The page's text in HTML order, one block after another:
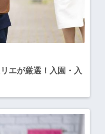
エが厳選！入園・入